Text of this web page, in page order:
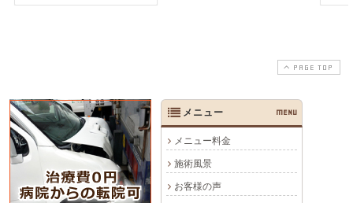
PAGE TOP
メニュー MENU
メニュー料金
施術風景
お客様の声